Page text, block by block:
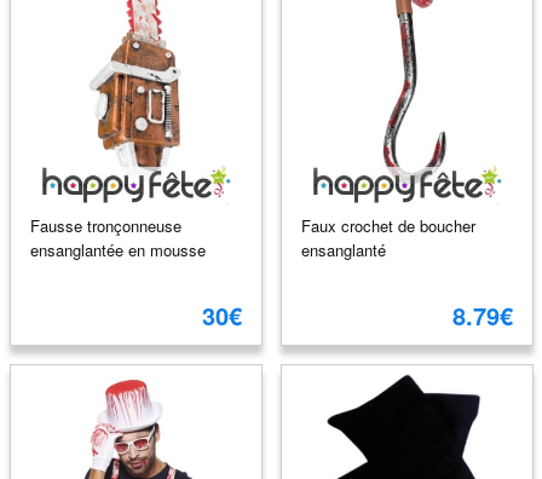
Fausse tronçonneuse
ensanglantée en mousse
30€
Faux crochet de boucher
ensanglanté
8.79€